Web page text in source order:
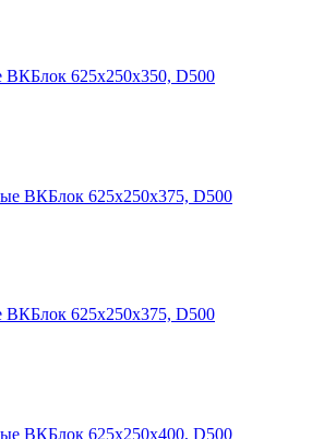
ВКБлок 625х250х350, D500
ВКБлок 625х250х375, D500